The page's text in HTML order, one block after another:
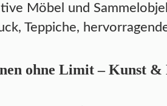
Möbel und
Teppiche,
ohne Limit – Kunst &